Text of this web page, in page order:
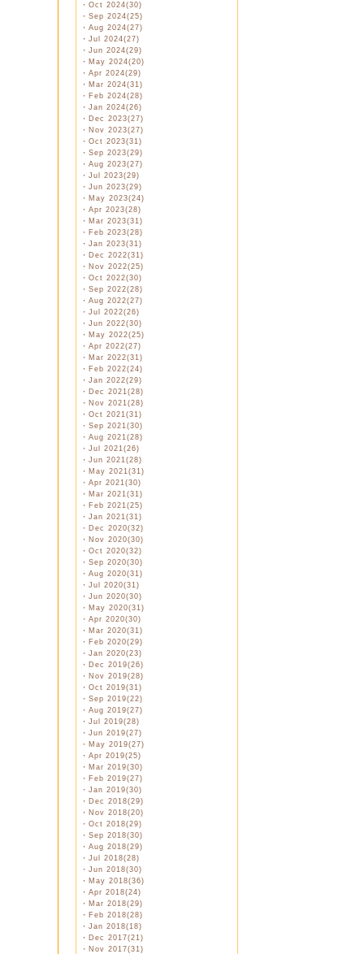
・ Oct 2024(30)
・ Sep 2024(25)
・ Aug 2024(27)
・ Jul 2024(27)
・ Jun 2024(29)
・ May 2024(20)
・ Apr 2024(29)
・ Mar 2024(31)
・ Feb 2024(28)
・ Jan 2024(26)
・ Dec 2023(27)
・ Nov 2023(27)
・ Oct 2023(31)
・ Sep 2023(29)
・ Aug 2023(27)
・ Jul 2023(29)
・ Jun 2023(29)
・ May 2023(24)
・ Apr 2023(28)
・ Mar 2023(31)
・ Feb 2023(28)
・ Jan 2023(31)
・ Dec 2022(31)
・ Nov 2022(25)
・ Oct 2022(30)
・ Sep 2022(28)
・ Aug 2022(27)
・ Jul 2022(26)
・ Jun 2022(30)
・ May 2022(25)
・ Apr 2022(27)
・ Mar 2022(31)
・ Feb 2022(24)
・ Jan 2022(29)
・ Dec 2021(28)
・ Nov 2021(28)
・ Oct 2021(31)
・ Sep 2021(30)
・ Aug 2021(28)
・ Jul 2021(26)
・ Jun 2021(28)
・ May 2021(31)
・ Apr 2021(30)
・ Mar 2021(31)
・ Feb 2021(25)
・ Jan 2021(31)
・ Dec 2020(32)
・ Nov 2020(30)
・ Oct 2020(32)
・ Sep 2020(30)
・ Aug 2020(31)
・ Jul 2020(31)
・ Jun 2020(30)
・ May 2020(31)
・ Apr 2020(30)
・ Mar 2020(31)
・ Feb 2020(29)
・ Jan 2020(23)
・ Dec 2019(26)
・ Nov 2019(28)
・ Oct 2019(31)
・ Sep 2019(22)
・ Aug 2019(27)
・ Jul 2019(28)
・ Jun 2019(27)
・ May 2019(27)
・ Apr 2019(25)
・ Mar 2019(30)
・ Feb 2019(27)
・ Jan 2019(30)
・ Dec 2018(29)
・ Nov 2018(20)
・ Oct 2018(29)
・ Sep 2018(30)
・ Aug 2018(29)
・ Jul 2018(28)
・ Jun 2018(30)
・ May 2018(36)
・ Apr 2018(24)
・ Mar 2018(29)
・ Feb 2018(28)
・ Jan 2018(18)
・ Dec 2017(21)
・ Nov 2017(31)